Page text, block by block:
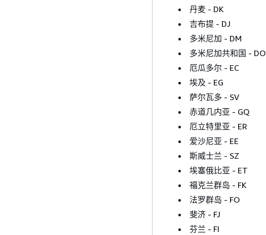
丹麦 - DK
吉布提 - DJ
多米尼加 - DM
多米尼加共和国 - DO
厄瓜多尔 - EC
埃及 - EG
萨尔瓦多 - SV
赤道几内亚 - GQ
厄立特里亚 - ER
爱沙尼亚 - EE
斯威士兰 - SZ
埃塞俄比亚 - ET
福克兰群岛 - FK
法罗群岛 - FO
斐济 - FJ
芬兰 - FI